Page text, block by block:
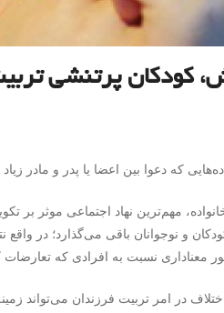
کودکان پرتنشی
که دعوا بین اعضا یا پدر و مادر
مهم‌ترین نهاد اجتماعی موثر
و نوجوانان باقی می‌گذارد؛ در
معناداری نسبت به افرادی که
در امر تربیت فرزندان می‌تواند